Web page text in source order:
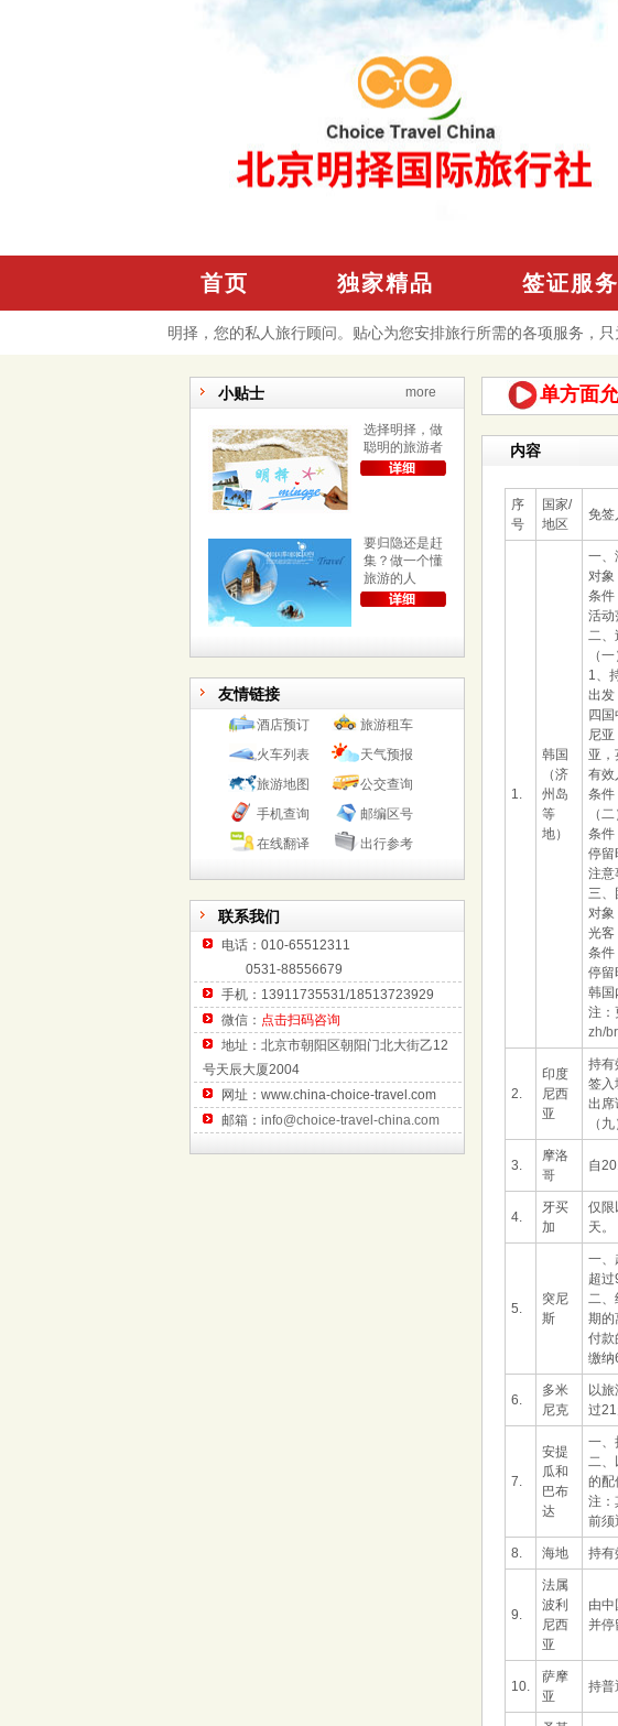
首页 独家精品 签证服务
明择，您的私人旅行顾问。贴心为您安排旅行所需的各项服务，只
more
小贴士
选择明择，做
聪明的旅游者
要归隐还是赶
集？做一个懂
旅游的人
友情链接
酒店预订
旅游租车
火车列表
天气预报
旅游地图
公交查询
手机查询
邮编区号
在线翻译
出行参考
联系我们
电话：010-65512311
0531-88556679
手机：13911735531/18513723929
微信： 点击扫码咨询
地址：北京市朝阳区朝阳门北大街乙12
号天辰大厦2004
网址：www.china-choice-travel.com
邮箱： info@choice-travel-china.com
单方面
内容
序
号
国家/
地区
免签
1.
韩国
（济
州岛
等
地）
一、
对象
条件
活动
二、
（
1、
出发
四
尼
亚
有效
条件
（
条件
停留
注意
三、
对象
光客
条件
停留
韩国
注：
zh/
2.
印度
尼西
亚
持有
签入
出席
（
3.
摩洛
哥
自
4.
牙买
加
仅限
天。
5.
突尼
斯
一、
超过
二、
期的
付款
缴纳
6.
多米
尼克
以
过21
7.
安提
瓜和
巴布
达
一、
二、
的配
注：
前须
8. 海地 持有
9.
法属
波利
尼西
亚
由
并停
10.
萨摩
亚
持普